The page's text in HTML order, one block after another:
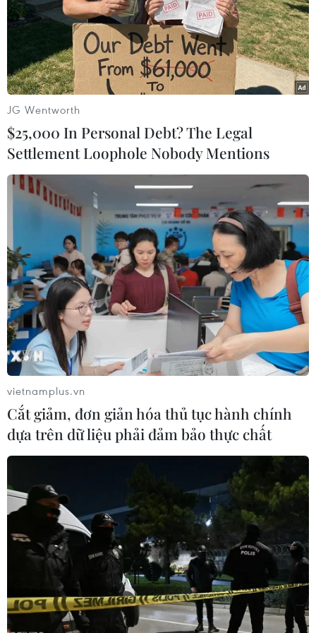
Có khả năng diễn ra hội nghị thượng đỉnh
ba bên Hàn-Mỹ-Triều
21/03/2018 04:01
Tổng thống Hàn Quốc Moon Jae-in cho hay kết quả
cuộc đối thoại liên Triều sắp tới có thể dẫn tới một hội
nghị thượng đỉnh ba bên Hàn-Triều-Mỹ.
Triều Tiên cam kết phi hạt nhân hóa, sẵn
sàng đối thoại với Mỹ
28/03/2018 01:33
JG Wentworth
$25,000 In Personal Debt? The Legal
Settlement Loophole Nobody Mentions
vietnamplus.vn
Cắt giảm, đơn giản hóa thủ tục hành chính
dựa trên dữ liệu phải đảm bảo thực chất